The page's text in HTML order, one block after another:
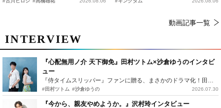
動画記事一覧
INTERVIEW
『心配無用ノ介 天下御免』田村ツトム×沙倉ゆうのインタビ
ュー
『侍タイムスリッパー』ファンに贈る、まさかのドラマ化！田村ツトム×沙倉ゆうのが語る『心配無用ノ介』撮影秘話
#田村ツトム #沙倉ゆうの 2026.07.30
『今から、親友やめようか。』沢村玲インタビュー